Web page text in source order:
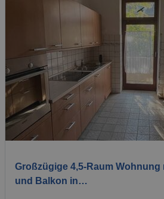
Großzügige 4,5-Raum
und Balkon in…